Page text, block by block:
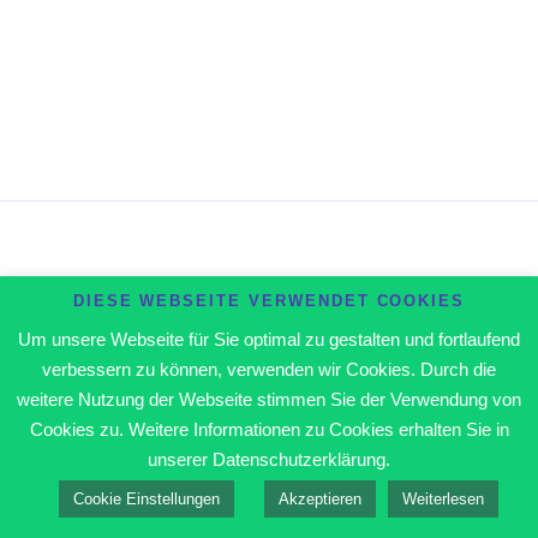
DIESE WEBSEITE VERWENDET COOKIES
Um unsere Webseite für Sie optimal zu gestalten und fortlaufend
verbessern zu können, verwenden wir Cookies. Durch die
weitere Nutzung der Webseite stimmen Sie der Verwendung von
Cookies zu. Weitere Informationen zu Cookies erhalten Sie in
unserer Datenschutzerklärung.
Cookie Einstellungen Akzeptieren Weiterlesen